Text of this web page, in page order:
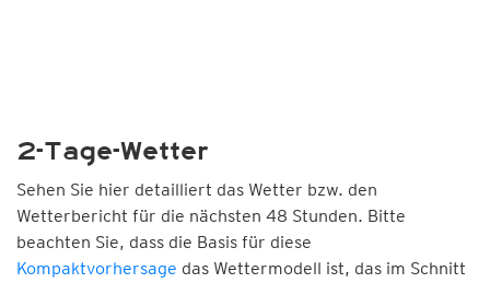
2-Tage-Wetter
Sehen Sie hier detailliert das Wetter bzw. den
Wetterbericht für die nächsten 48 Stunden. Bitte
beachten Sie, dass die Basis für diese
Kompaktvorhersage das Wettermodell ist, das im Schnitt